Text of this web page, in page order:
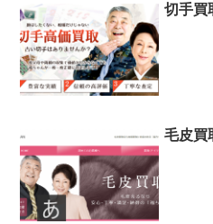
切手買
毛皮買